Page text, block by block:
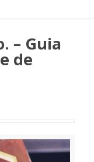
– Guia
de